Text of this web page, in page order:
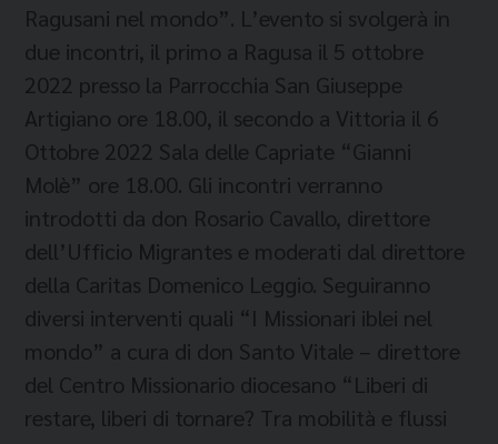
Ragusani nel mondo”. L’evento si svolgerà in
due incontri, il primo a Ragusa il 5 ottobre
2022 presso la Parrocchia San Giuseppe
Artigiano ore 18.00, il secondo a Vittoria il 6
Ottobre 2022 Sala delle Capriate “Gianni
Molè” ore 18.00. Gli incontri verranno
introdotti da don Rosario Cavallo, direttore
dell’Ufficio Migrantes e moderati dal direttore
della Caritas Domenico Leggio. Seguiranno
diversi interventi quali “I Missionari iblei nel
mondo” a cura di don Santo Vitale – direttore
del Centro Missionario diocesano “Liberi di
restare, liberi di tornare? Tra mobilità e flussi